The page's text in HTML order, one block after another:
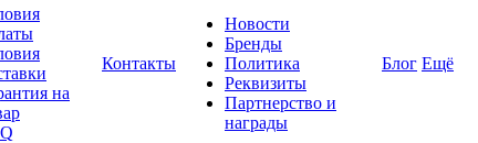
на
Контакты
Новости
Бренды
Политика
Реквизиты
Партнерство и
награды
Блог Ещё